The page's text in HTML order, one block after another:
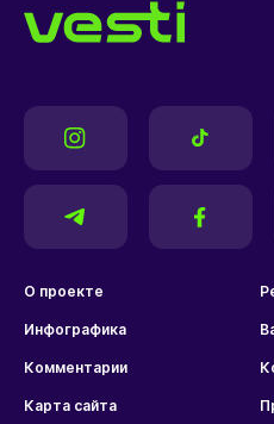
О проекте
Инфографика
Комментарии
Карта сайта